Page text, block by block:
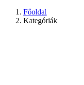
Főoldal
Kategóriák